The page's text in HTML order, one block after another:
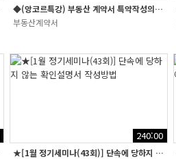
◆(앙코르특강) 부동산 계약서 특약작성의 비밀
부동산계약서
240:00
★[1월 정기세미나(43회)] 단속에 당하지 않는 확인설명서 작성방법